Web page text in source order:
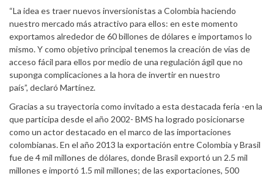
“La idea es traer nuevos inversionistas a Colombia haciendo
nuestro mercado más atractivo para ellos: en este momento
exportamos alrededor de 60 billones de dólares e importamos lo
mismo. Y como objetivo principal tenemos la creación de vías de
acceso fácil para ellos por medio de una regulación ágil que no
suponga complicaciones a la hora de invertir en nuestro
país”, declaró Martínez.
Gracias a su trayectoria como invitado a esta destacada feria -en la
que participa desde el año 2002- BMS ha logrado posicionarse
como un actor destacado en el marco de las importaciones
colombianas. En el año 2013 la exportación entre Colombia y Brasil
fue de 4 mil millones de dólares, donde Brasil exportó un 2.5 mil
millones e importó 1.5 mil millones; de las exportaciones, 500